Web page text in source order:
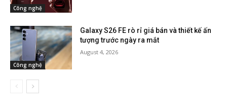
Công nghệ
Công nghệ
Galaxy S26 FE rò rỉ giá bán và thiết kế ấn
tượng trước ngày ra mắt
August 4, 2026